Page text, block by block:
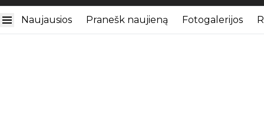
Naujausios Pranešk naujieną Fotogalerijos